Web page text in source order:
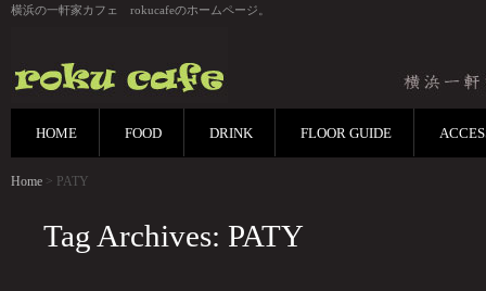
横浜の一軒家カフェ rokucafeのホームページ。
HOME FOOD DRINK FLOOR GUIDE
Home > PATY
Tag Archives: PATY